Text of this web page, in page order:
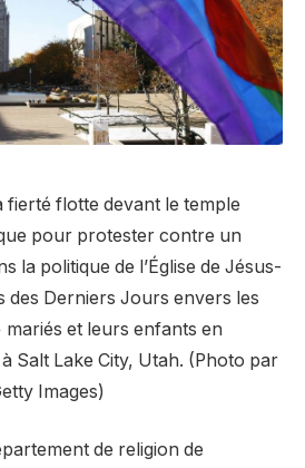
fierté flotte devant le temple
pour protester contre un
la politique de l’Église de Jésus-
des Derniers Jours envers les
mariés et leurs enfants en
Salt Lake City, Utah. (Photo par
Images)
de religion de